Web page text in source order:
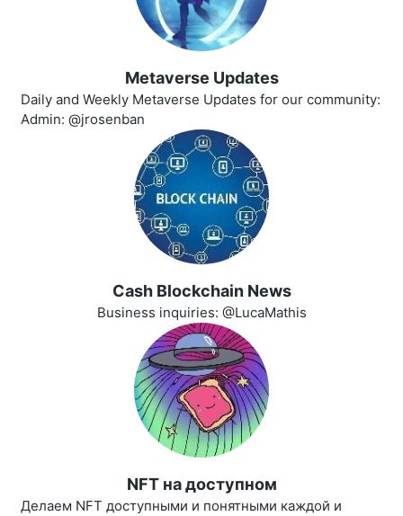
Metaverse Updates
Daily and Weekly Metaverse Updates for our community:
Admin: @jrosenban
Cash Blockchain News
Business inquiries: @LucaMathis
NFT на доступном
Делаем NFT доступными и понятными каждой и